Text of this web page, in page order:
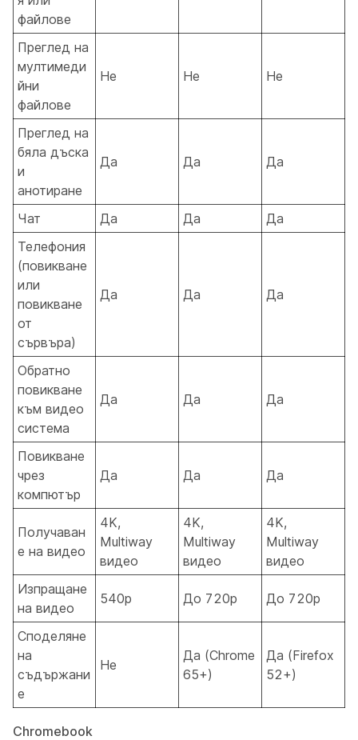
файлове
Преглед на
мултимеди
йни
файлове
Не Не Не
Преглед на
бяла дъска
и
анотиране
Да Да Да
Чат Да Да
Да
Телефония
(повикване
или
повикване
от
сървъра)
Да Да Да
Обратно
повикване
към видео
система
Да Да Да
Повикване
чрез
компютър
Да Да Да
Получаван
е на видео
4K,
Multiway
видео
4K,
Multiway
видео
4K,
Multiway
видео
Изпращане
на видео
540p До 720p До 720p
Споделяне
на
съдържани
е
Не
Да (Chrome
65+)
Да (Firefox
52+)
Chromebook